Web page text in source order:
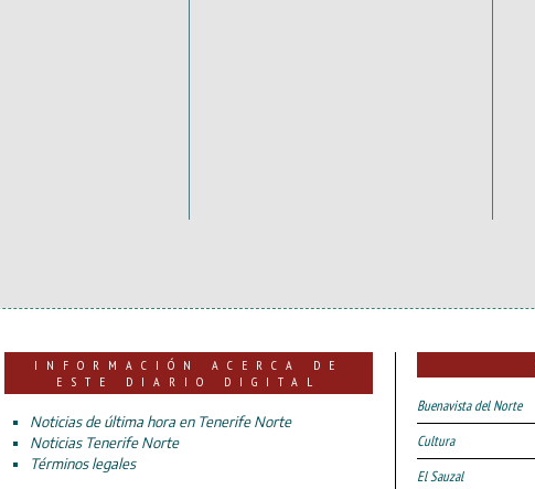
INFORMACIÓN ACERCA DE
ESTE DIARIO DIGITAL
Noticias de última hora en Tenerife Norte
Noticias Tenerife Norte
Términos legales
Buenavista del Norte
Cultura
El Sauzal